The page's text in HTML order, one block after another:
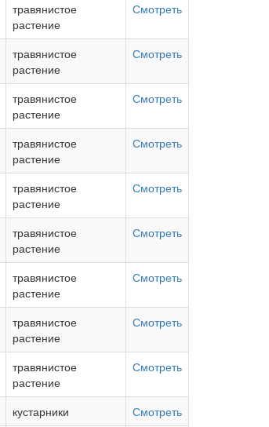
травянистое
растение
Смотреть
травянистое
растение
Смотреть
травянистое
растение
Смотреть
травянистое
растение
Смотреть
травянистое
растение
Смотреть
травянистое
растение
Смотреть
травянистое
растение
Смотреть
травянистое
растение
Смотреть
травянистое
растение
Смотреть
кустарники Смотреть